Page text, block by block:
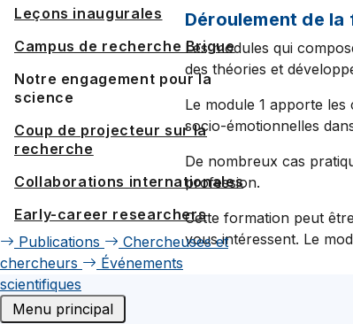
Leçons inaugurales
Campus de recherche Brigue
Notre engagement pour la
science
Coup de projecteur sur la
recherche
Collaborations internationales
Early-career researchers
Publications
Chercheuses et
chercheurs
Événements
scientifiques
Menu principal
Déroulement de la
Les modules qui
des théories et
Le module 1 apporte
socio-émotionnelles
De nombreux cas
profession.
Cette formation peut
vous intéressent. Le